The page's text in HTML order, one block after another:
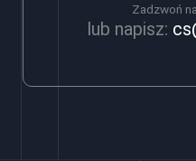
Zadzwoń na
lub napisz: